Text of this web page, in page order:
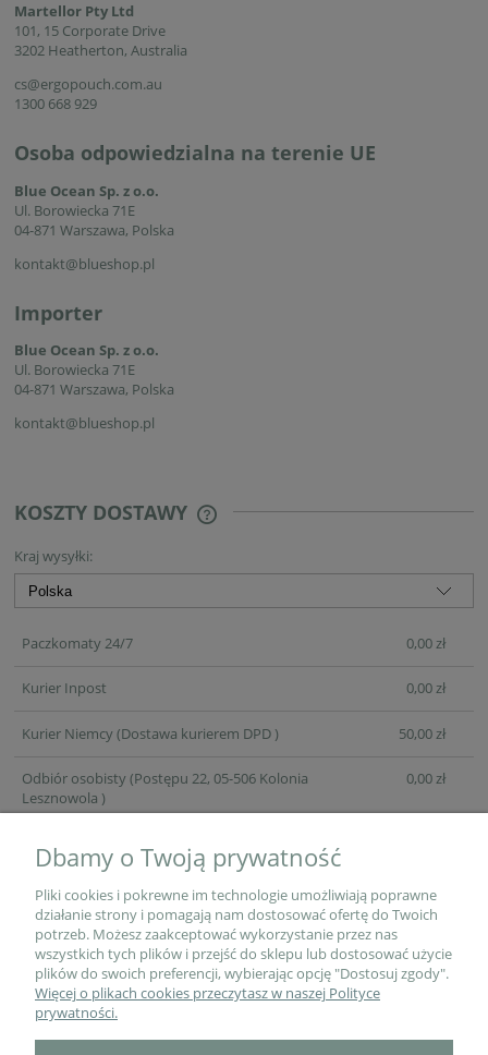
Martellor Pty Ltd
101, 15 Corporate Drive
3202 Heatherton, Australia
cs@ergopouch.com.au
1300 668 929
Osoba odpowiedzialna na terenie UE
Blue Ocean Sp. z o.o.
Ul. Borowiecka 71E
04-871 Warszawa, Polska
kontakt@blueshop.pl
Importer
Blue Ocean Sp. z o.o.
Ul. Borowiecka 71E
04-871 Warszawa, Polska
kontakt@blueshop.pl
KOSZTY DOSTAWY
Kraj wysyłki:
Paczkomaty 24/7 0,00 zł
Kurier Inpost 0,00 zł
Kurier Niemcy(Dostawa kurierem DPD ) 50,00 zł
Odbiór osobisty(Postępu 22, 05-506 Kolonia
Lesznowola )
0,00 zł
O NAS
Dbamy o Twoją prywatność
Pliki cookies i pokrewne im technologie umożliwiają poprawne
działanie strony i pomagają nam dostosować ofertę do Twoich
potrzeb. Możesz zaakceptować wykorzystanie przez nas
wszystkich tych plików i przejść do sklepu lub dostosować użycie
plików do swoich preferencji, wybierając opcję "Dostosuj zgody".
Więcej o plikach cookies przeczytasz w naszej Polityce
prywatności.